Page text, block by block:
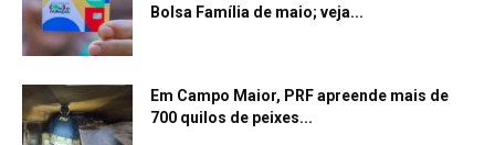
Bolsa Família de maio; veja...
Em Campo Maior, PRF apreende mais de
700 quilos de peixes...